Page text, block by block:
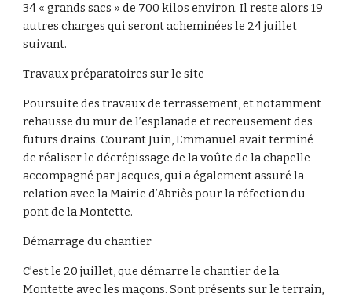
34 « grands sacs » de 700 kilos environ. Il reste alors 19
autres charges qui seront acheminées le 24 juillet
suivant.
Travaux préparatoires sur le site
Poursuite des travaux de terrassement, et notamment
rehausse du mur de l’esplanade et recreusement des
futurs drains. Courant Juin, Emmanuel avait terminé
de réaliser le décrépissage de la voûte de la chapelle
accompagné par Jacques, qui a également assuré la
relation avec la Mairie d’Abriès pour la réfection du
pont de la Montette.
Démarrage du chantier
C’est le 20 juillet, que démarre le chantier de la
Montette avec les maçons. Sont présents sur le terrain,